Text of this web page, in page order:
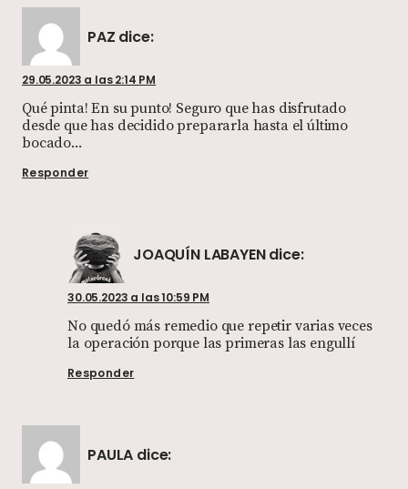
PAZ dice:
29.05.2023 a las 2:14 PM
Qué pinta! En su punto! Seguro que has disfrutado
desde que has decidido prepararla hasta el último
bocado...
Responder
JOAQUÍN LABAYENdice:
30.05.2023 a las 10:59 PM
No quedó más remedio que repetir varias veces
la operación porque las primeras las engullí
Responder
PAULA dice: